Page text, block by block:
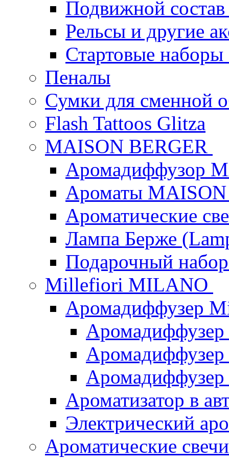
Подвижной
Рельсы и другие
Стартовые
Пеналы
Сумки для сменной
Flash Tattoos Glitza
MAISON BERGER
Аромадиффузор
Ароматы
Ароматические
Лампа Берже
Подарочный
Millefiori MILANO
Аромадиффузер
Ароматизатор в
Электрический
Ароматические